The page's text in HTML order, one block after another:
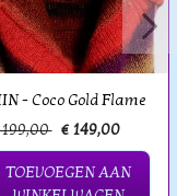
- Coco Gold Flame
199,00 € 149,00
TOEVOEGEN AAN